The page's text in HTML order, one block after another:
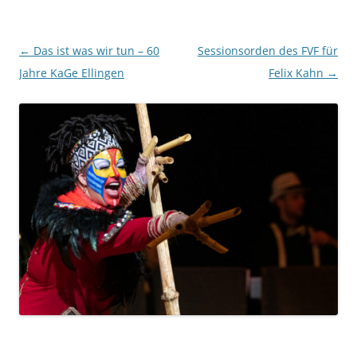
Beitragsnavigation
← Das ist was wir tun – 60
Jahre KaGe Ellingen
Sessionsorden des FVF für
Felix Kahn →